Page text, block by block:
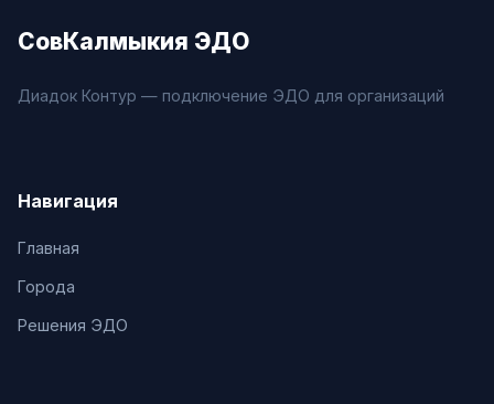
СовКалмыкия ЭДО
Диадок Контур — подключение ЭДО для организаций
Навигация
Главная
Города
Решения ЭДО